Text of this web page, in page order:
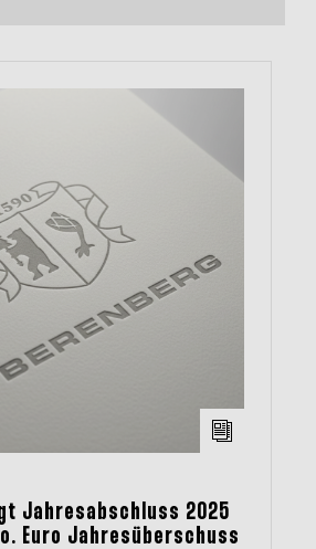
Jahresabschluss 2025
Euro Jahresüberschuss